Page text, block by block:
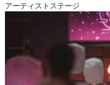
アーティストステージ